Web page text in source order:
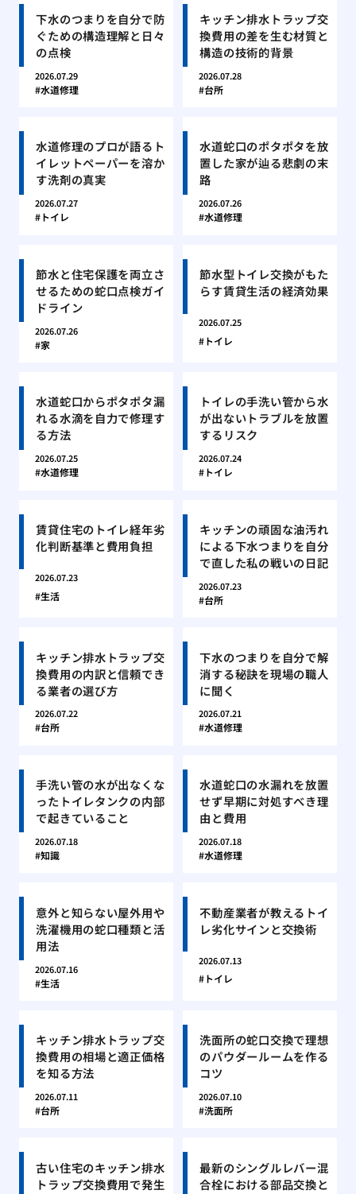
下水のつまりを自分で防
ぐための構造理解と日々
の点検
2026.07.29
水道修理
キッチン排水トラップ交
換費用の差を生む材質と
構造の技術的背景
2026.07.28
台所
水道修理のプロが語るト
イレットペーパーを溶か
す洗剤の真実
2026.07.27
トイレ
水道蛇口のポタポタを放
置した家が辿る悲劇の末
路
2026.07.26
水道修理
節水と住宅保護を両立さ
せるための蛇口点検ガイ
ドライン
2026.07.26
家
節水型トイレ交換がもた
らす賃貸生活の経済効果
2026.07.25
トイレ
水道蛇口からポタポタ漏
れる水滴を自力で修理す
る方法
2026.07.25
水道修理
トイレの手洗い管から水
が出ないトラブルを放置
するリスク
2026.07.24
トイレ
賃貸住宅のトイレ経年劣
化判断基準と費用負担
2026.07.23
生活
キッチンの頑固な油汚れ
による下水つまりを自分
で直した私の戦いの日記
2026.07.23
台所
キッチン排水トラップ交
換費用の内訳と信頼でき
る業者の選び方
2026.07.22
台所
下水のつまりを自分で解
消する秘訣を現場の職人
に聞く
2026.07.21
水道修理
手洗い管の水が出なくな
ったトイレタンクの内部
で起きていること
2026.07.18
知識
水道蛇口の水漏れを放置
せず早期に対処すべき理
由と費用
2026.07.18
水道修理
意外と知らない屋外用や
洗濯機用の蛇口種類と活
用法
2026.07.16
生活
不動産業者が教えるトイ
レ劣化サインと交換術
2026.07.13
トイレ
キッチン排水トラップ交
換費用の相場と適正価格
を知る方法
2026.07.11
台所
洗面所の蛇口交換で理想
のパウダールームを作る
コツ
2026.07.10
洗面所
古い住宅のキッチン排水
トラップ交換費用で発生
最新のシングルレバー混
合栓における部品交換と